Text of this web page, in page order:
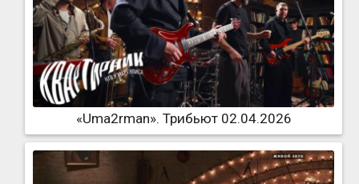
«Uma2rman». Трибьют 02.04.2026